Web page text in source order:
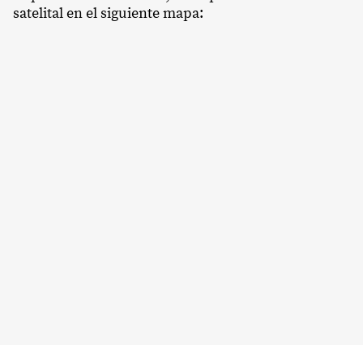
satelital en el siguiente mapa: